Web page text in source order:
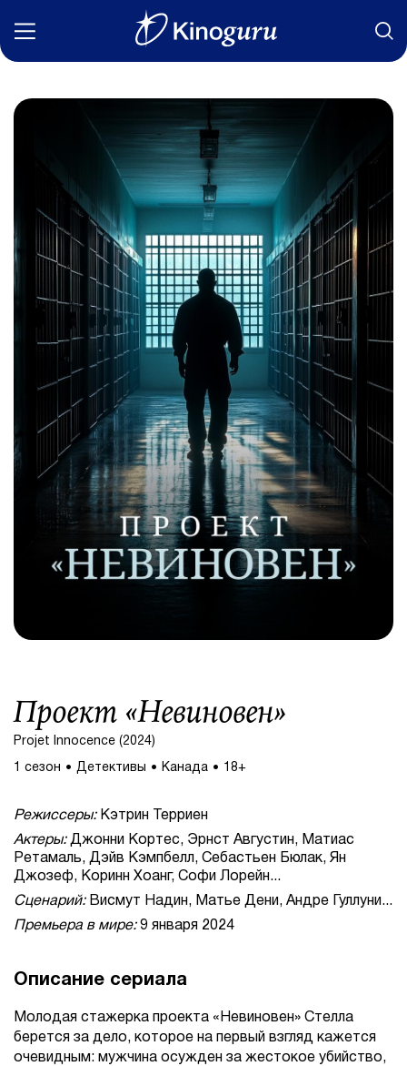
Фильмы
Статьи
Сериалы
Новости
Подборки
Рецензии
О нас
Авторы
Проект «Невиновен»
Projet Innocence (2024)
1 сезон Детективы Канада 18+
Режиссеры:Кэтрин Терриен
Актеры:Джонни Кортес, Эрнст Августин, Матиас
Ретамаль, Дэйв Кэмпбелл, Себастьен Бюлак, Ян
Джозеф, Коринн Хоанг, Софи Лорейн...
Сценарий:Висмут Надин, Матье Дени, Андре Гуллуни...
Премьера в мире:9 января 2024
Описание сериала
Молодая стажерка проекта «Невиновен» Стелла
берется за дело, которое на первый взгляд кажется
очевидным: мужчина осужден за жестокое убийство,